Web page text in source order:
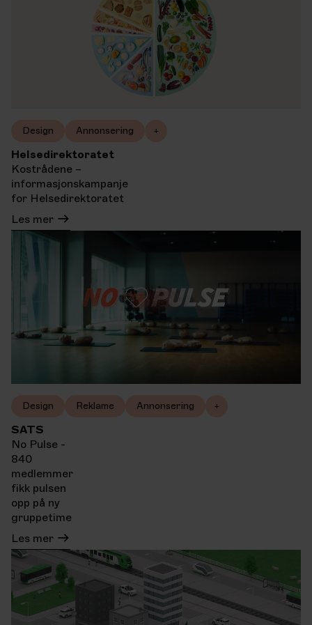
Helsedirektoratet
Kostrådene –
informasjonskampanje
for Helsedirektoratet
Design Annonsering +
Les mer
SATS
No Pulse -
840
medlemmer
fikk pulsen
opp på ny
gruppetime
Design Reklame Annonsering +
Les mer